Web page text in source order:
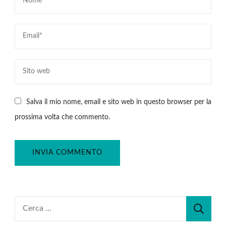
Salva il mio nome, email e sito web in questo browser per la
prossima volta che commento.